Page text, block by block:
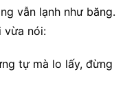
vẫn lạnh như băng.
vừa nói:
tự mà lo lấy, đừng